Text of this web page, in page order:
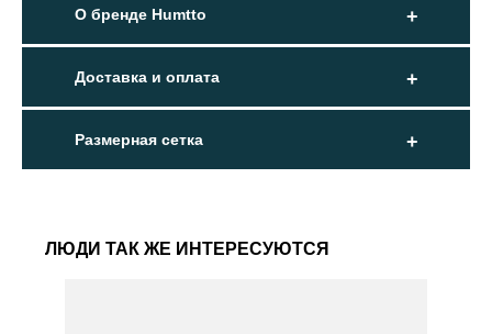
О бренде Humtto
Доставка и оплата
Размерная сетка
ЛЮДИ ТАК ЖЕ ИНТЕРЕСУЮТСЯ